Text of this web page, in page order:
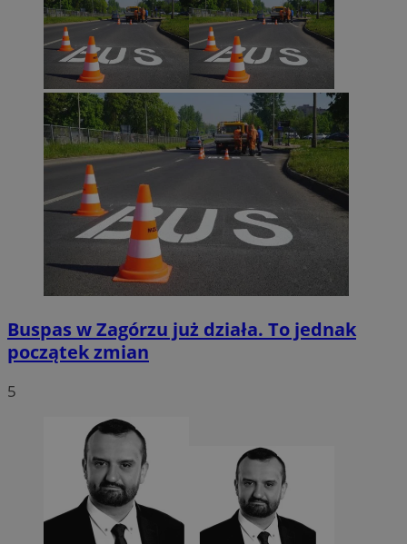
Buspas w Zagórzu już działa. To jednak
początek zmian
5